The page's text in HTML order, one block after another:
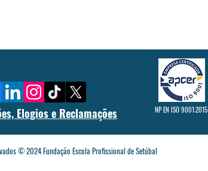
NP EN ISO 9001:2015
Elogios e Reclamações
© 2024 Fundação Escola Profissional de Setúbal